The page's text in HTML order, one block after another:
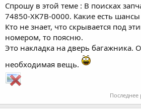
Спрошу в этой теме : В поисках
74850-XK7B-0000. Какие есть шансы
Кто не знает, что скрывается под
номером, то поясню.
Это накладка на дверь багажника.
необходимая вещь.
Последнее